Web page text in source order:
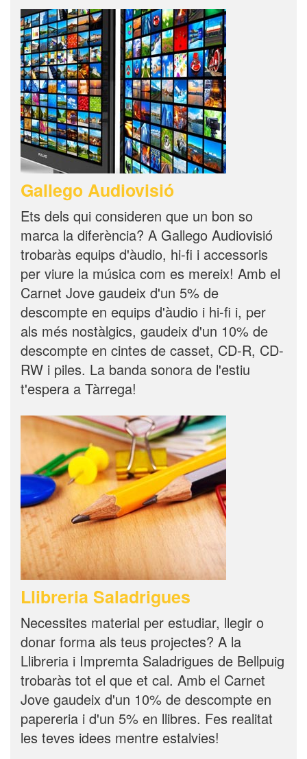
Gallego Audiovisió
Ets dels qui consideren que un bon so
marca la diferència? A Gallego Audiovisió
trobaràs equips d'àudio, hi-fi i accessoris
per viure la música com es mereix! Amb el
Carnet Jove gaudeix d'un 5% de
descompte en equips d'àudio i hi-fi i, per
als més nostàlgics, gaudeix d'un 10% de
descompte en cintes de casset, CD-R, CD-
RW i piles. La banda sonora de l'estiu
t'espera a Tàrrega!
Llibreria Saladrigues
Necessites material per estudiar, llegir o
donar forma als teus projectes? A la
Llibreria i Impremta Saladrigues de Bellpuig
trobaràs tot el que et cal. Amb el Carnet
Jove gaudeix d'un 10% de descompte en
papereria i d'un 5% en llibres. Fes realitat
les teves idees mentre estalvies!